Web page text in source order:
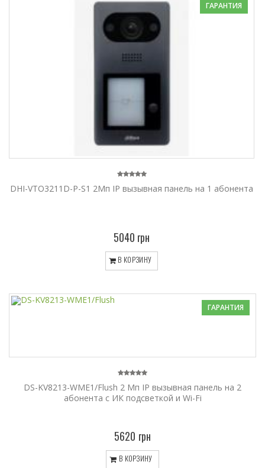
ГАРАНТИЯ
DHI-VTO3211D-P-S1 2Мп IP вызывная панель на 1 абонента
5040 грн
В КОРЗИНУ
ГАРАНТИЯ
DS-KV8213-WME1/Flush 2 Мп IP вызывная панель на 2
абонента c ИК подсветкой и Wi-Fi
5620 грн
В КОРЗИНУ